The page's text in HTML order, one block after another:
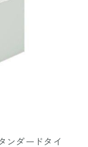
ンダードタイ